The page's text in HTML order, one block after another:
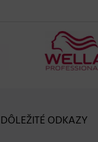
DÔLEŽITÉ ODKAZY